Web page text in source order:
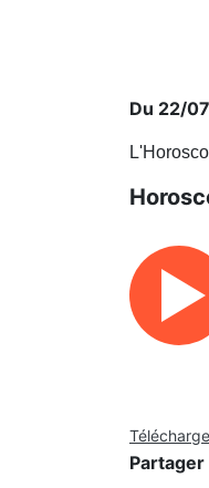
Du 22/
Partager